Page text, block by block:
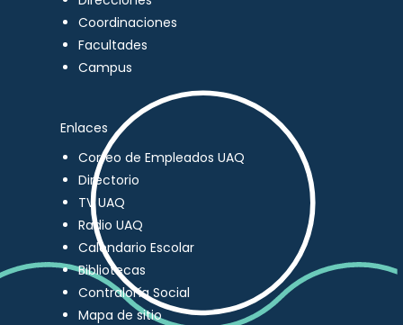
Coordinaciones
Facultades
Campus
Enlaces
Correo de Empleados UAQ
Directorio
TV UAQ
Radio UAQ
Calendario Escolar
Bibliotecas
Contraloría Social
Mapa de sitio